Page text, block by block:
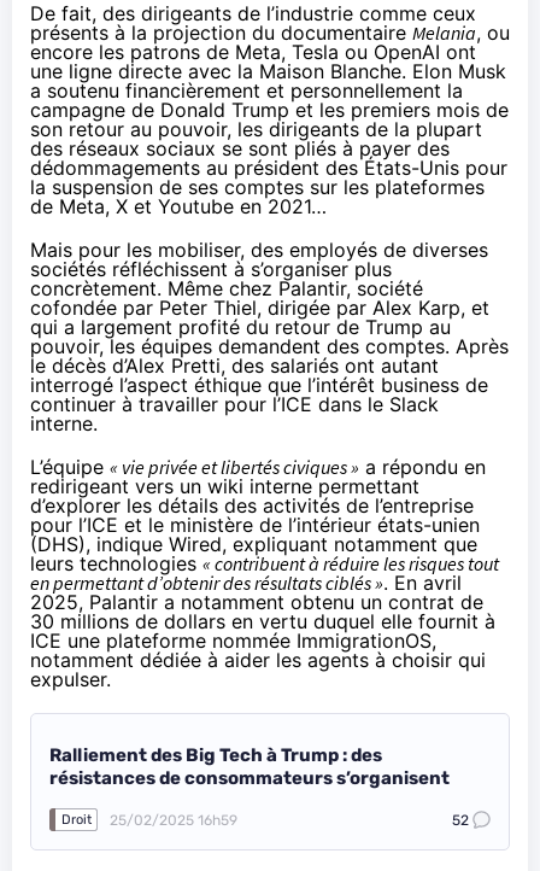
De fait, des dirigeants de l’industrie comme ceux
présents à la projection du documentaire Melania, ou
encore les patrons de Meta, Tesla ou OpenAI ont
une ligne directe avec la Maison Blanche. Elon Musk
a soutenu financièrement et personnellement la
campagne de Donald Trump et les premiers mois de
son retour au pouvoir, les dirigeants de la plupart
des réseaux sociaux se sont pliés à payer des
dédommagements au président des États-Unis pour
la suspension de ses comptes sur les plateformes
de Meta, X et Youtube en 2021…
Mais pour les mobiliser, des employés de diverses
sociétés réfléchissent à s’organiser plus
concrètement. Même chez Palantir, société
cofondée par Peter Thiel, dirigée par Alex Karp, et
qui a largement profité du retour de Trump au
pouvoir, les équipes demandent des comptes. Après
le décès d’Alex Pretti, des salariés ont autant
interrogé l’aspect éthique que l’intérêt business de
continuer à travailler pour l’ICE dans le Slack
interne.
L’équipe « vie privée et libertés civiques » a répondu en
redirigeant vers un wiki interne permettant
d’explorer les détails des activités de l’entreprise
pour l’ICE et le ministère de l’intérieur états-unien
(DHS), indique Wired, expliquant notamment que
leurs technologies « contribuent à réduire les risques tout
en permettant d’obtenir des résultats ciblés ». En avril
2025, Palantir a notamment obtenu un contrat de
30 millions de dollars en vertu duquel elle fournit à
ICE une plateforme nommée ImmigrationOS,
notamment dédiée à aider les agents à choisir qui
expulser.
Ralliement des Big Tech à Trump : des
résistances de consommateurs s’organisent
Droit 25/02/2025 16h59 52